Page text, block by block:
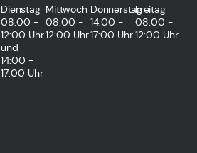
Dienstag
08:00 -
12:00 Uhr
und
14:00 -
17:00 Uhr
Mittwoch
08:00 -
12:00 Uhr
Donnerstag
14:00 -
17:00 Uhr
Freitag
08:00 -
12:00 Uhr